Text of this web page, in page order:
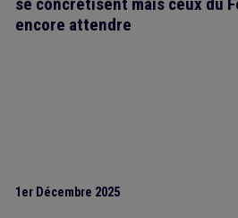
se concrétisent mais ceux du
encore attendre
1er Décembre 2025